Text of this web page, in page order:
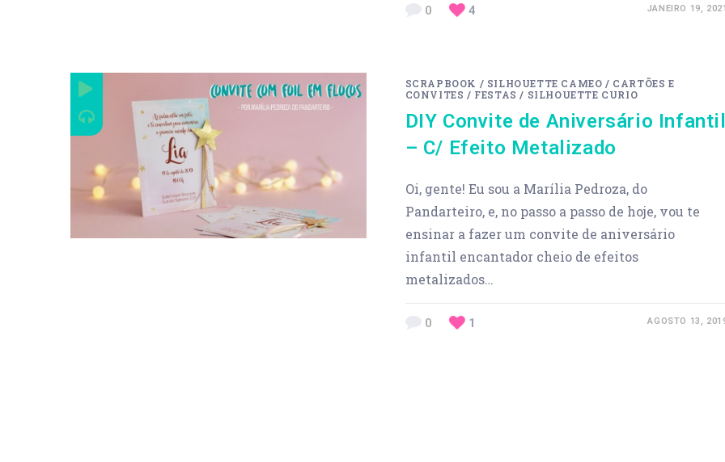
0 4 JANEIRO 19, 2021
SCRAPBOOK / SILHOUETTE CAMEO / CARTÕES E
CONVITES / FESTAS / SILHOUETTE CURIO
DIY Convite de Aniversário Infantil
– C/ Efeito Metalizado
Oi, gente! Eu sou a Marília Pedroza, do
Pandarteiro, e, no passo a passo de hoje, vou te
ensinar a fazer um convite de aniversário
infantil encantador cheio de efeitos
metalizados…
0 1 AGOSTO 13,